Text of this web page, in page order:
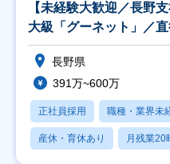
【未経験大歓迎／長野
大級「グーネット」／
長野県
391万~600万
正社員採用 職種・業界未
産休・育休あり 月残業20